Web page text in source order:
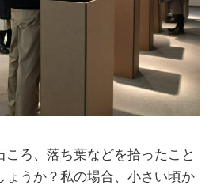
ろ、落ち葉などを拾ったこと
ょうか？私の場合、小さい頃か